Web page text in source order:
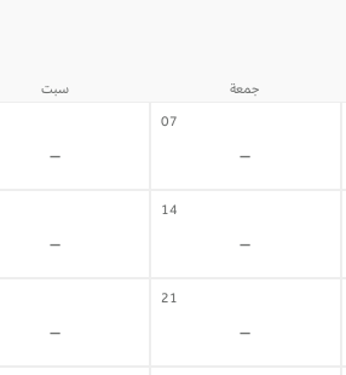
جمعة سبت
07
-
-
14
-
-
21
-
-